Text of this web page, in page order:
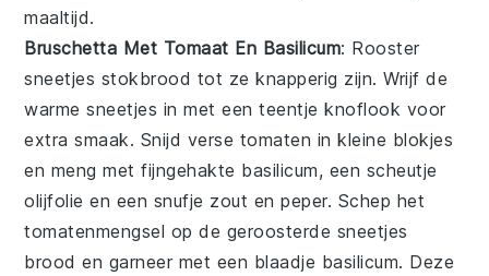
maaltijd.
Bruschetta Met Tomaat En Basilicum: Rooster
sneetjes stokbrood tot ze knapperig zijn. Wrijf de
warme sneetjes in met een teentjeknoflook voor
extra smaak. Snijd verse tomaten in kleine blokjes
en meng met fijngehakte basilicum, een scheutje
olijfolie en een snufje zout enpeper. Schep het
tomatenmengsel op de geroosterde sneetjes
brood en garneer met een blaadje basilicum. Deze